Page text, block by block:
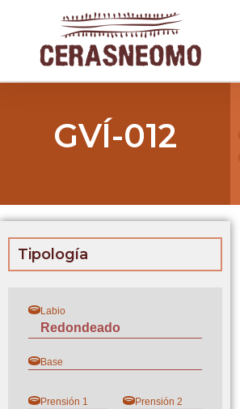
GVÍ-012
Tipología
Labio
Redondeado
Base
Prensión 1 Prensión 2